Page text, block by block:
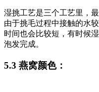
湿挑工艺是三个工艺里，
由于挑毛过程中接触的水
时间也会比较短，有时候
泡发完成。
5.3 燕窝颜色：